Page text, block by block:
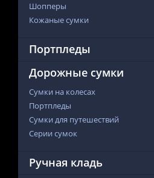
Шопперы
Кожаные сумки
Портпледы
Дорожные сумки
Сумки на колесах
Портпледы
Сумки для путешествий
Серии сумок
Ручная кладь